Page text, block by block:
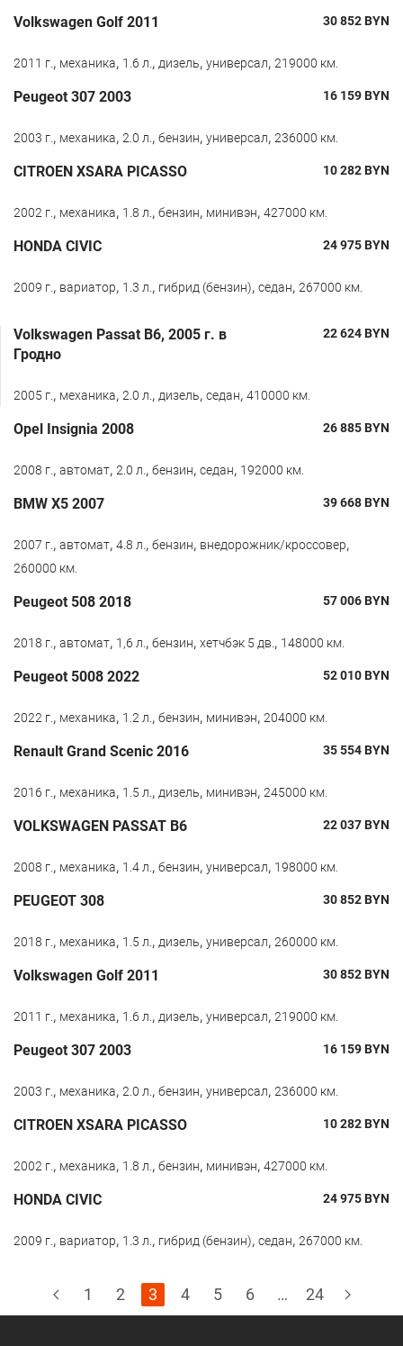
Volkswagen Golf 2011 30 852BYN
2011 г., механика, 1.6 л., дизель, универсал, 219000 км.
Peugeot 307 2003 16 159BYN
2003 г., механика, 2.0 л., бензин, универсал, 236000 км.
CITROEN XSARA PICASSO 10 282BYN
2002 г., механика, 1.8 л., бензин, минивэн, 427000 км.
HONDA CIVIC 24 975BYN
2009 г., вариатор, 1.3 л., гибрид (бензин), седан, 267000 км.
Volkswagen Passat B6, 2005 г. в
Гродно
22 624BYN
2005 г., механика, 2.0 л., дизель, седан, 410000 км.
Opel Insignia 2008 26 885BYN
2008 г., автомат, 2.0 л., бензин, седан, 192000 км.
BMW X5 2007 39 668BYN
2007 г., автомат, 4.8 л., бензин, внедорожник/кроссовер,
260000 км.
Peugeot 508 2018 57 006BYN
2018 г., автомат, 1,6 л., бензин, хетчбэк 5 дв., 148000 км.
Peugeot 5008 2022 52 010BYN
2022 г., механика, 1.2 л., бензин, минивэн, 204000 км.
Renault Grand Scenic 2016 35 554BYN
2016 г., механика, 1.5 л., дизель, минивэн, 245000 км.
VOLKSWAGEN PASSAT B6 22 037BYN
2008 г., механика, 1.4 л., бензин, универсал, 198000 км.
PEUGEOT 308 30 852BYN
2018 г., механика, 1.5 л., дизель, универсал, 260000 км.
Volkswagen Golf 2011 30 852BYN
2011 г., механика, 1.6 л., дизель, универсал, 219000 км.
Peugeot 307 2003 16 159BYN
2003 г., механика, 2.0 л., бензин, универсал, 236000 км.
CITROEN XSARA PICASSO 10 282BYN
2002 г., механика, 1.8 л., бензин, минивэн, 427000 км.
HONDA CIVIC 24 975BYN
2009 г., вариатор, 1.3 л., гибрид (бензин), седан, 267000 км.
1 2 3 4 5 6 … 24